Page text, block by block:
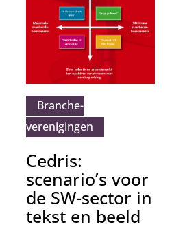
Branche­
verenigingen
Cedris:
scenario’s voor
de SW-sector in
tekst en beeld